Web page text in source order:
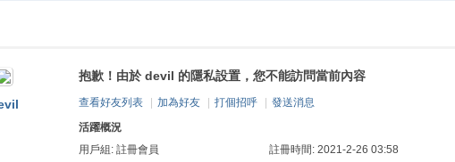
抱歉！由於 devil 的隱私設置，您不能訪問當前內容
查看好友列表 加為好友 打個招呼
發送消息
活躍概況
用戶組: 註冊會員
註冊時間: 2021-2-26 03:58